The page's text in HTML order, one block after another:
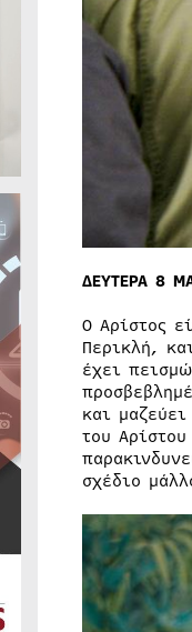
ΔΕΥΤΕΡΑ 8
Ο Αρίστος
Περικλή,
έχει
και
του
σχέδιο